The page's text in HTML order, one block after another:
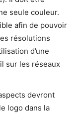
seule couleur.
afin de pouvoir
résolutions
d’une
sur les réseaux
devront
logo dans la